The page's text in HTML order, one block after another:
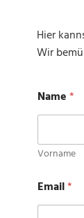
Hier
Wir
Name*
Vorname
e
i
Email*